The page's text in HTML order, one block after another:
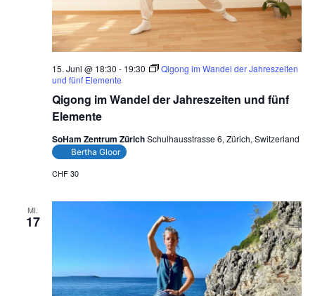
Qigong im Wandel der Jahreszeiten und fünf
Elemente
15. Juni @ 18:30 - 19:30
Qigong im Wandel der Jahreszeiten
und fünf Elemente
SoHam Zentrum ZürichSchulhausstrasse 6, Zürich, Switzerland
Bertha Gloor
CHF 30
MI.
17